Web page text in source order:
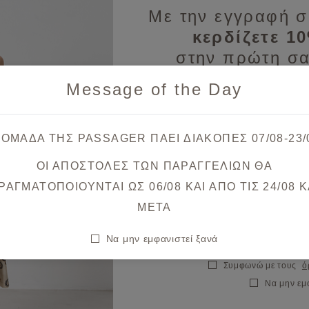
€99,00 €69,30
Μπορεί να σας ενδιαφέρουν
Με την εγγραφή
κερδίζετε
στην πρώτη
Λάβετε πρώτοι
&
Θα λάβετε το κουπόνι στο
Συμφωνώ με τους
Να μην
Message of the Day
ΤΗΣ PASSAGER ΠΑΕΙ ΔΙΑΚΟΠΕΣ 07/08-23/
ΟΙ ΑΠΟΣΤΟΛΕΣ ΤΩΝ ΠΑΡΑΓΓΕΛΙΩΝ ΘΑ
ΩΣ 06/08 ΚΑΙ ΑΠΟ ΤΙΣ 24/08
META
Να μην εμφανιστεί ξανά